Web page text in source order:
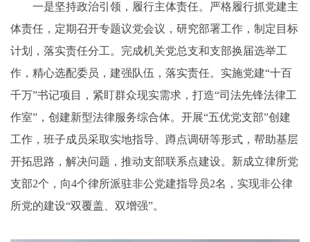
一是坚持政治引领，履行主体责任。严格履行抓党建主
体责任，定期召开专题议党会议，研究部署工作，制定目标
计划，落实责任分工。完成机关党总支和支部换届选举工
作，精心选配委员，建强队伍，落实责任。实施党建“十百
千万”书记项目，紧盯群众现实需求，打造“司法先锋法律工
作室”，创建新型法律服务综合体。开展“五优党支部”创建
工作，班子成员采取实地指导、蹲点调研等形式，帮助基层
开拓思路，解决问题，推动支部联系点建设。新成立律所党
支部2个，向4个律所派驻非公党建指导员2名，实现非公律
所党的建设“双覆盖、双增强”。